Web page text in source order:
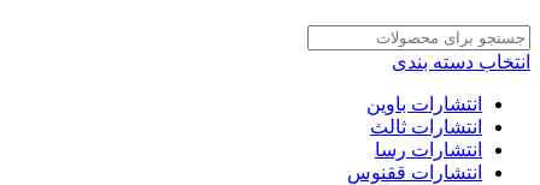
انتخاب دسته بندی
انتشارات باوین
انتشارات ثالث
انتشارات رسا
انتشارات ققنوس